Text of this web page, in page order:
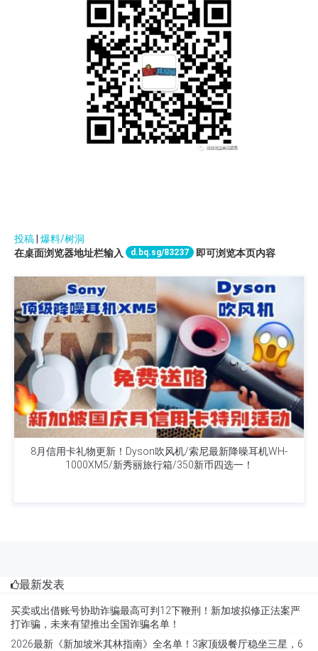
投稿 爆料/树洞
在桌面浏览器地址栏输入
d.bq.sg/83237 即可浏览本页内容
8月信用卡礼物更新！Dyson吹风机/索尼最新降噪耳机WH-
1000XM5/新秀丽旅行箱/350新币四选一！
最新发表
买卖或出借账号协助诈骗最高可判12下鞭刑！新加坡拟修正法案严
打诈骗，未来有望推出全国诈骗名单！
2026最新《新加坡米其林指南》全名单！3家顶级餐厅稳坐三星，6